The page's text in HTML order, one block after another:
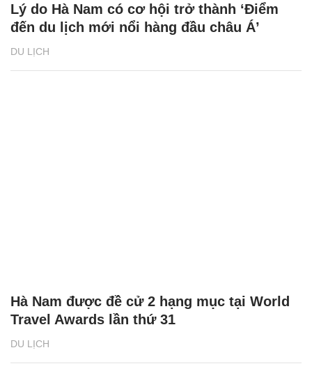
DU LỊCH
Lý do Hà Nam có cơ hội trở thành ‘Điểm
đến du lịch mới nổi hàng đầu châu Á’
DU LỊCH
Hà Nam được đề cử 2 hạng mục tại World
Travel Awards lần thứ 31